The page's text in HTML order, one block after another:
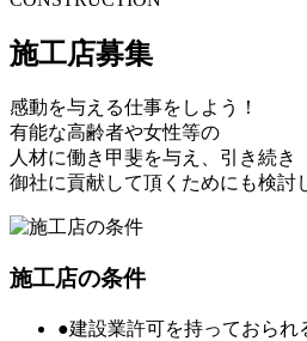
施工店募集
感動を与える仕事をしよう！
有能な高齢者や女性等の
人材に働き甲斐を与え、引き続き
御社に貢献して頂くためにも検討
施工店の条件
●建設業許可を持っておられ